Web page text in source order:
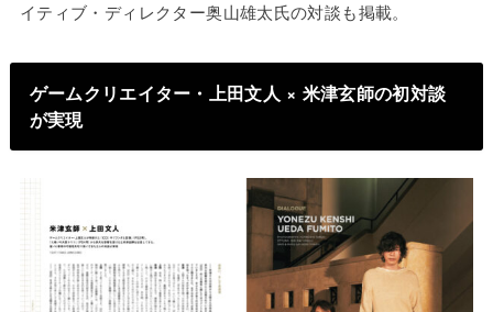
イティブ・ディレクター奥山雄太氏の対談も掲載。
ゲームクリエイター・上田文人 × 米津玄師の初対談
が実現